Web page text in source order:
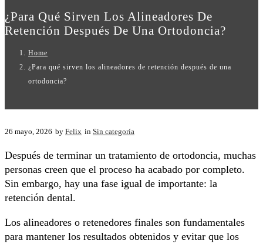
¿Para Qué Sirven Los Alineadores De
Retención Después De Una Ortodoncia?
Home
¿Para qué sirven los alineadores de retención después de una
ortodoncia?
26 mayo, 2026 by Felix in Sin categoría
Después de terminar un tratamiento de ortodoncia, muchas
personas creen que el proceso ha acabado por completo.
Sin embargo, hay una fase igual de importante: la
retención dental.
Los alineadores o retenedores finales son fundamentales
para mantener los resultados obtenidos y evitar que los